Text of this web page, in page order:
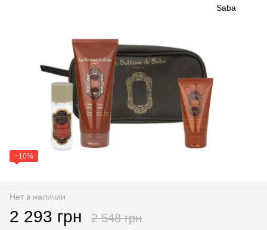
−10%
Нет в наличии
2 293 грн 2 548 грн